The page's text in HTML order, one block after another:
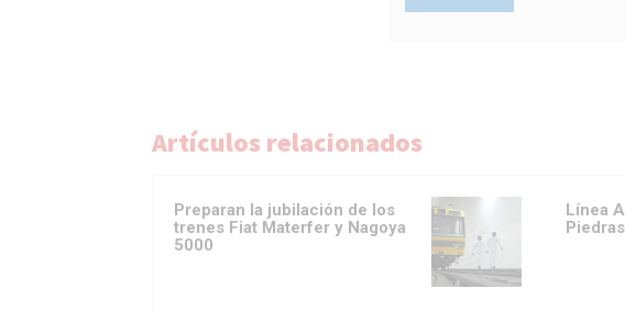
Artículos relacionados
Preparan la jubilación de los
trenes Fiat Materfer y Nagoya
5000
Línea
Piedras